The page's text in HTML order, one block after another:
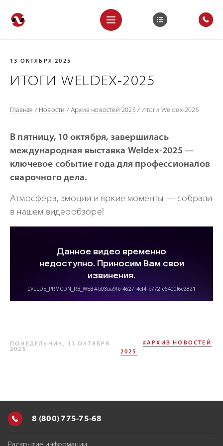
13 ОКТЯБРЯ 2025
ИТОГИ WELDEX-2025
Главная / Новости /Архив новостей 2025 / Итоги Weldex-2025
В пятницу, 10 октября, завершилась
международная выставка Weldex-2025 —
ключевое событие года для профессионалов
сварочного дела.
Атмосфера, эмоции и яркие моменты — собрали
в нашем видеообзоре!
ПОНЕДЕЛЬНИК, 13 ОКТЯБРЯ
2025
#АРХИВ НОВОСТЕЙ
2025
8 (800) 775-75-68